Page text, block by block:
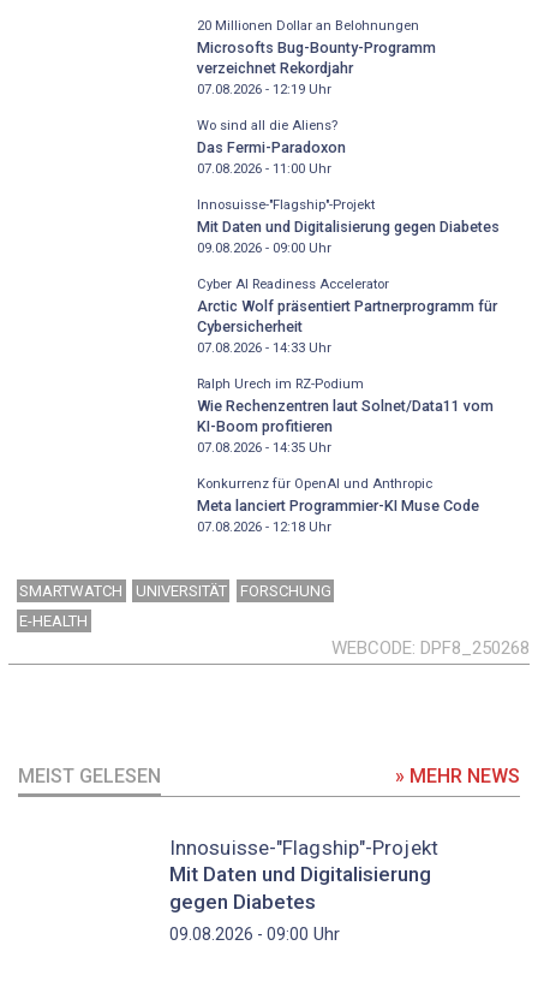
20 Millionen Dollar an Belohnungen
Microsofts Bug-Bounty-Programm
verzeichnet Rekordjahr
07.08.2026 - 12:19Uhr
Wo sind all die Aliens?
Das Fermi-Paradoxon
07.08.2026 - 11:00Uhr
Innosuisse-"Flagship"-Projekt
Mit Daten und Digitalisierung gegen Diabetes
09.08.2026 - 09:00Uhr
Cyber AI Readiness Accelerator
Arctic Wolf präsentiert Partnerprogramm für
Cybersicherheit
07.08.2026 - 14:33Uhr
Ralph Urech im RZ-Podium
Wie Rechenzentren laut Solnet/Data11 vom
KI-Boom profitieren
07.08.2026 - 14:35Uhr
Konkurrenz für OpenAI und Anthropic
Meta lanciert Programmier-KI Muse Code
07.08.2026 - 12:18Uhr
SMARTWATCH UNIVERSITÄT
FORSCHUNG
E-HEALTH
WEBCODE DPF8_250268
MEIST GELESEN » MEHR NEWS
Innosuisse-"Flagship"-Projekt
Mit Daten und Digitalisierung
gegen Diabetes
09.08.2026 - 09:00 Uhr